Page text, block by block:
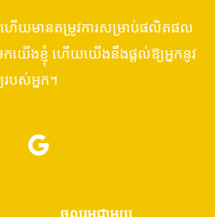
ហើយមានតម្រូវការសម្រាប់ផលិតផល
យើងខ្ញុំ ហើយយើងនឹងផ្តល់ឱ្យអ្នកនូវ
របស់អ្នក។